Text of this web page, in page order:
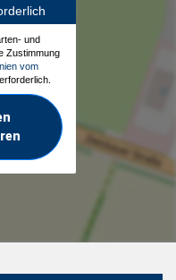
und
Zustimmung
vom
erforderlich.